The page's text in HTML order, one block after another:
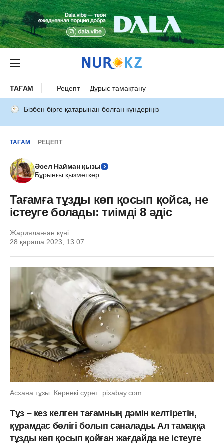
ТАҒАМ Рецепт Дұрыс тамақтану
Бізбен бірге қатарынан болған күндеріңіз
ТАҒАМ РЕЦЕПТ
Әсел Найман қызы
Бұрынғы қызметкер
Тағамға тұзды көп қосып қойса, не
істеуге болады: тиімді 8 әдіс
Жарияланған күні:
28 қараша 2023, 13:07
Асхана тұзы. Көрнекі сурет: pixabay.com
Тұз – кез келген тағамның дәмін келтіретін,
құрамдас бөлігі болып саналады. Ал тамаққа
тұзды көп қосып қойған жағдайда не істеуге